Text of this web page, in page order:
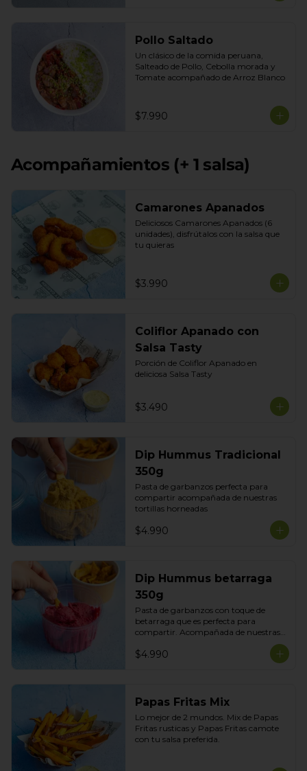
Pollo Saltado
Un clásico de la comida peruana,
Salteado de Pollo, Cebolla morada y
Tomate acompañado de Arroz Blanco
$7.990
Acompañamientos (+ 1 salsa)
Camarones Apanados
Deliciosos Camarones Apanados (6
unidades), disfrútalos con la salsa que
tu quieras
$3.990
Coliflor Apanado con
Salsa Tasty
Porción de Coliflor Apanado en
deliciosa Salsa Tasty
$3.490
Dip Hummus Tradicional
350g
Pasta de garbanzos perfecta para
compartir acompañada de nuestras
tortillas horneadas
$4.990
Dip Hummus betarraga
350g
Pasta de garbanzos con toque de
betarraga que es perfecta para
compartir. Acompañada de nuestras
$4.990
Papas Fritas Mix
Lo mejor de 2 mundos. Mix de Papas
Fritas rusticas y Papas Fritas camote
con tu salsa preferida.